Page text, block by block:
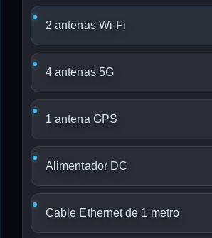
2 antenas Wi-Fi
4 antenas 5G
1 antena GPS
Alimentador DC
Cable Ethernet de 1 metro